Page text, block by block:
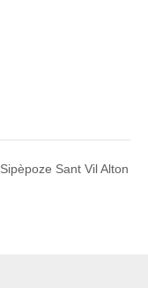
Sipèpoze Sant Vil Alton